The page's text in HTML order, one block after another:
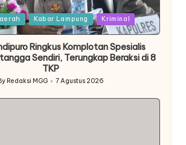
Kabar Lampung Kriminal
Ringkus Komplotan Spesialis
Sendiri, Terungkap Beraksi di 8
TKP
Redaksi MGG 7 Agustus 2026